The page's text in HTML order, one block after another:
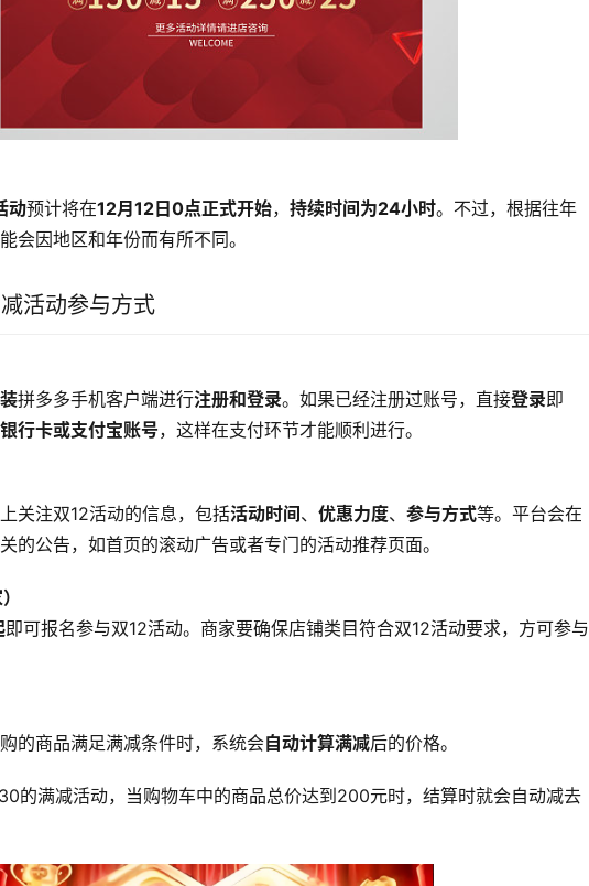
动预计将在12月12日0点正式开始，持续时间为24小时。不过，根据往年
会因地区和年份而有所不同。
活动参与方式
拼多多手机客户端进行注册和登录。如果已经注册过账号，直接登录即
行卡或支付宝账号，这样在支付环节才能顺利进行。
上关注双12活动的信息，包括活动时间 、优惠力度、参与方式等。平台会在
的公告，如首页的滚动广告或者专门的活动推荐页面。
即可报名参与双12活动。商家要确保店铺类目符合双12活动要求，方可参与
的商品满足满减条件时，系统会自动计算满减后的价格。
的满减活动，当购物车中的商品总价达到200元时，结算时就会自动减去